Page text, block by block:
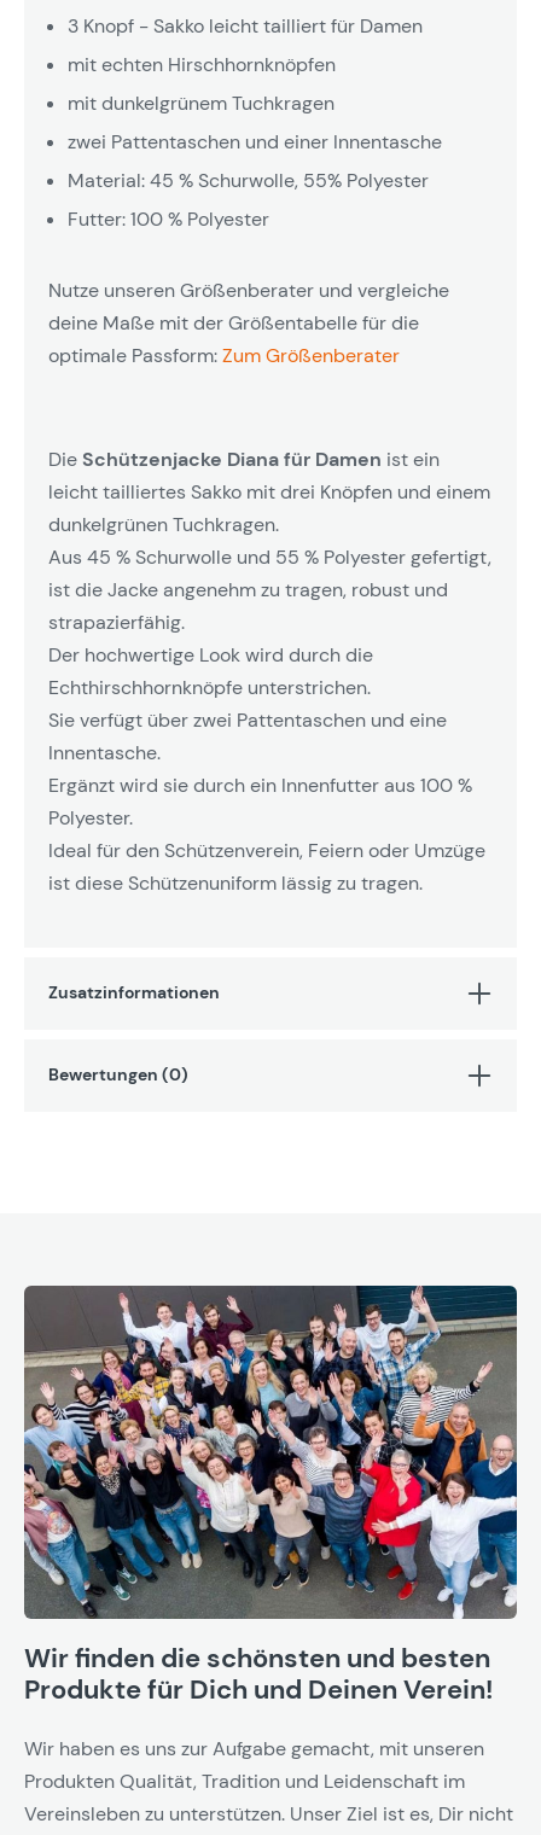
3 Knopf - Sakko leicht tailliert für Damen
mit echten Hirschhornknöpfen
mit dunkelgrünem Tuchkragen
zwei Pattentaschen und einer Innentasche
Material: 45 % Schurwolle, 55% Polyester
Futter: 100 % Polyester
Nutze unseren Größenberater und vergleiche
deine Maße mit der Größentabelle für die
optimale Passform:Zum Größenberater
Die Schützenjacke Diana für Damen ist ein
leicht tailliertes Sakko mit drei Knöpfen und einem
dunkelgrünen Tuchkragen.
Aus 45 % Schurwolle und 55 % Polyester gefertigt,
ist die Jacke angenehm zu tragen, robust und
strapazierfähig.
Der hochwertige Look wird durch die
Echthirschhornknöpfe unterstrichen.
Sie verfügt über zwei Pattentaschen und eine
Innentasche.
Ergänzt wird sie durch ein Innenfutter aus 100 %
Polyester.
Ideal für den Schützenverein, Feiern oder Umzüge
ist diese Schützenuniform lässig zu tragen.
Zusatzinformationen
Bewertungen (0)
Wir finden die schönsten und besten
Produkte für Dich und Deinen Verein!
Wir haben es uns zur Aufgabe gemacht, mit unseren
Produkten Qualität, Tradition und Leidenschaft im
Vereinsleben zu unterstützen. Unser Ziel ist es, Dir nicht